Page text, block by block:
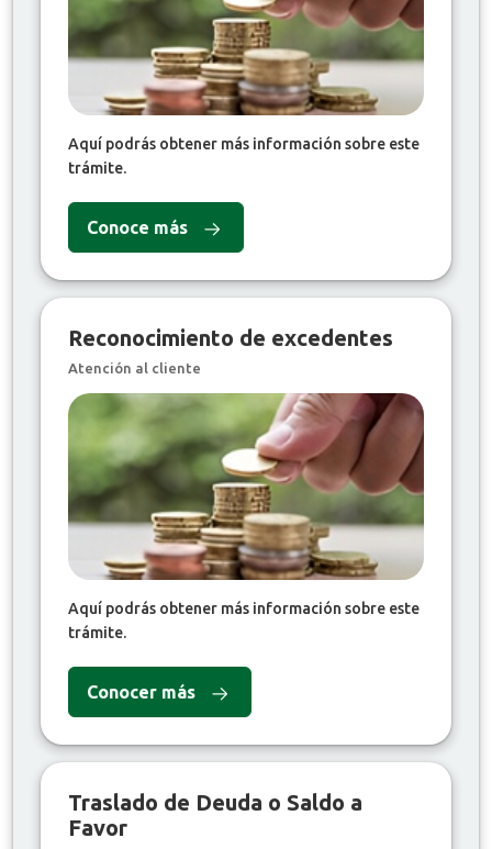
Aquí podrás obtener más información sobre este
trámite.
Conoce más
Reconocimiento de excedentes
Atención al cliente
Aquí podrás obtener más información sobre este
trámite.
Conocer más
Traslado de Deuda o Saldo a
Favor